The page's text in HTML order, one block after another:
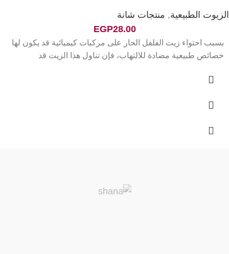
الزيوت الطبيعية, منتجات شانة
EGP28.00
بسبب احتواء زيت الفلفل الحار على مركبات كيميائية قد يكون لها
خصائص طبيعية مضادة للالتهاب، فإن تناول هذا الزيت قد